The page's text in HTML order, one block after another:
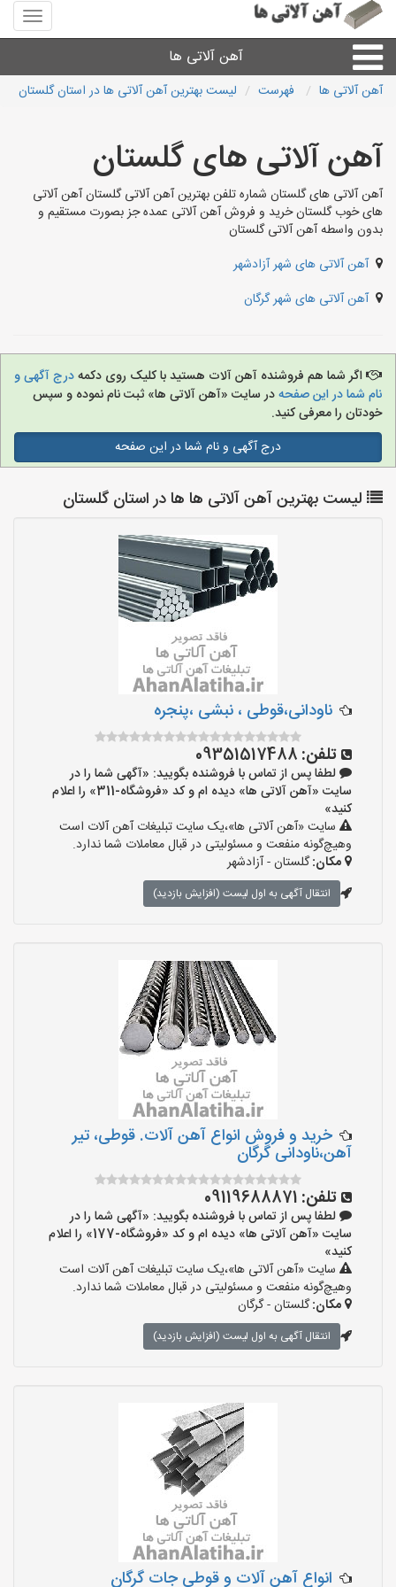
منوی
سایت
آلاتی
ها
آهن آلاتی ها
ورق
لوله و اتصالات
سایر آهن آلات
آهن آلاتی ها فهرست لیست بهترین آهن آلاتی ها در استان گلستان
آهن آلاتی های گلستان
آهن آلاتی های گلستان شماره تلفن بهترین آهن آلاتی گلستان آهن آلاتی
های خوب گلستان خرید و فروش آهن آلاتی عمده جز بصورت مستقیم و
بدون واسطه آهن آلاتی گلستان
آهن آلاتی های شهر آزادشهر
آهن آلاتی های شهر گرگان
اگر شما هم فروشنده آهن آلات هستید با کلیک روی دکمهدرج آگهی و
نام شما در این صفحهدر سایت «آهن آلاتی ها» ثبت نام نموده و سپس
خودتان را معرفی کنید.
درج آگهی و نام شما در این صفحه
لیست بهترین آهن آلاتی ها ها در استان گلستان
ناودانی،قوطی ، نبشی ،پنجره
تلفن: 09351517488
لطفا پس از تماس با فروشنده بگویید: «آگهی شما را در
سایت «آهن آلاتی ها» دیده ام و کد «فروشگاه-311» را اعلام
کنید»
سایت «آهن آلاتی ها»،یک سایت تبلیغات آهن آلات است
وهیچ‌گونه منفعت و مسئولیتی در قبال معاملات شما ندارد.
مکان:گلستان - آزادشهر
انتقال آگهی به اول لیست (افزایش بازدید)
خرید و فروش انواع آهن آلات. قوطی، تیر
آهن،ناودانی گرگان
تلفن: 09119688871
لطفا پس از تماس با فروشنده بگویید: «آگهی شما را در
سایت «آهن آلاتی ها» دیده ام و کد «فروشگاه-177» را اعلام
کنید»
سایت «آهن آلاتی ها»،یک سایت تبلیغات آهن آلات است
وهیچ‌گونه منفعت و مسئولیتی در قبال معاملات شما ندارد.
مکان:گلستان - گرگان
انتقال آگهی به اول لیست (افزایش بازدید)
انواع آهن آلات و قوطی جات گرگان